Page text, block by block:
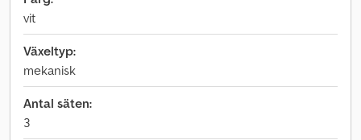
vit
Växeltyp:
mekanisk
Antal säten:
3